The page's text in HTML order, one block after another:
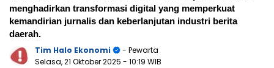
menghadirkan transformasi digital yang memperkuat
kemandirian jurnalis dan keberlanjutan industri berita
daerah.
Tim Halo Ekonomi
- Pewarta
Selasa, 21 Oktober 2025 - 10:19 WIB